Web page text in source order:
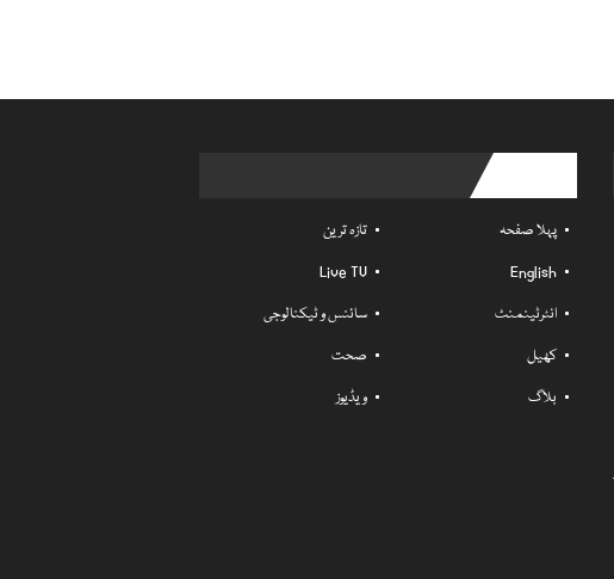
پہلا صفحہ
تازہ ترین
English
Live TV
انٹرٹینمنٹ
سائنس و ٹیکنالوجی
کھیل
صحت
بلاگ
ویڈیوز